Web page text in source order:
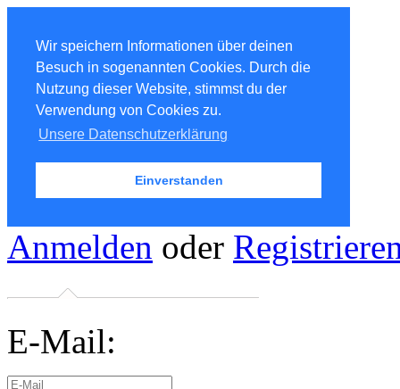
Wir speichern Informationen über deinen
Besuch in sogenannten Cookies. Durch die
Nutzung dieser Website, stimmst du der
Verwendung von Cookies zu.
Unsere Datenschutzerklärung
Einverstanden
Anmelden oder
E-Mail: